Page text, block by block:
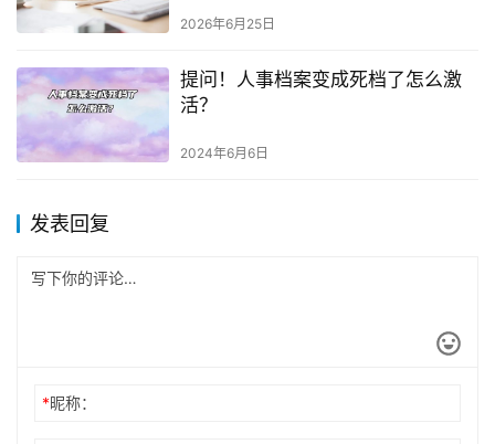
2026年6月25日
提问！人事档案变成死档了怎么激
活？
2024年6月6日
发表回复
*昵称：